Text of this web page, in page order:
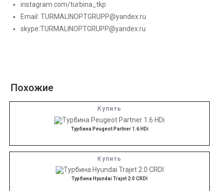
instagram.com/turbina_tkp
Email:TURMALINOPTGRUPP@yandex.ru
skype:TURMALINOPTGRUPP@yandex.ru
Похожие
Купить
Турбина Peugeot Partner 1.6 HDi
Купить
Турбина Hyundai Trajet 2.0 CRDI